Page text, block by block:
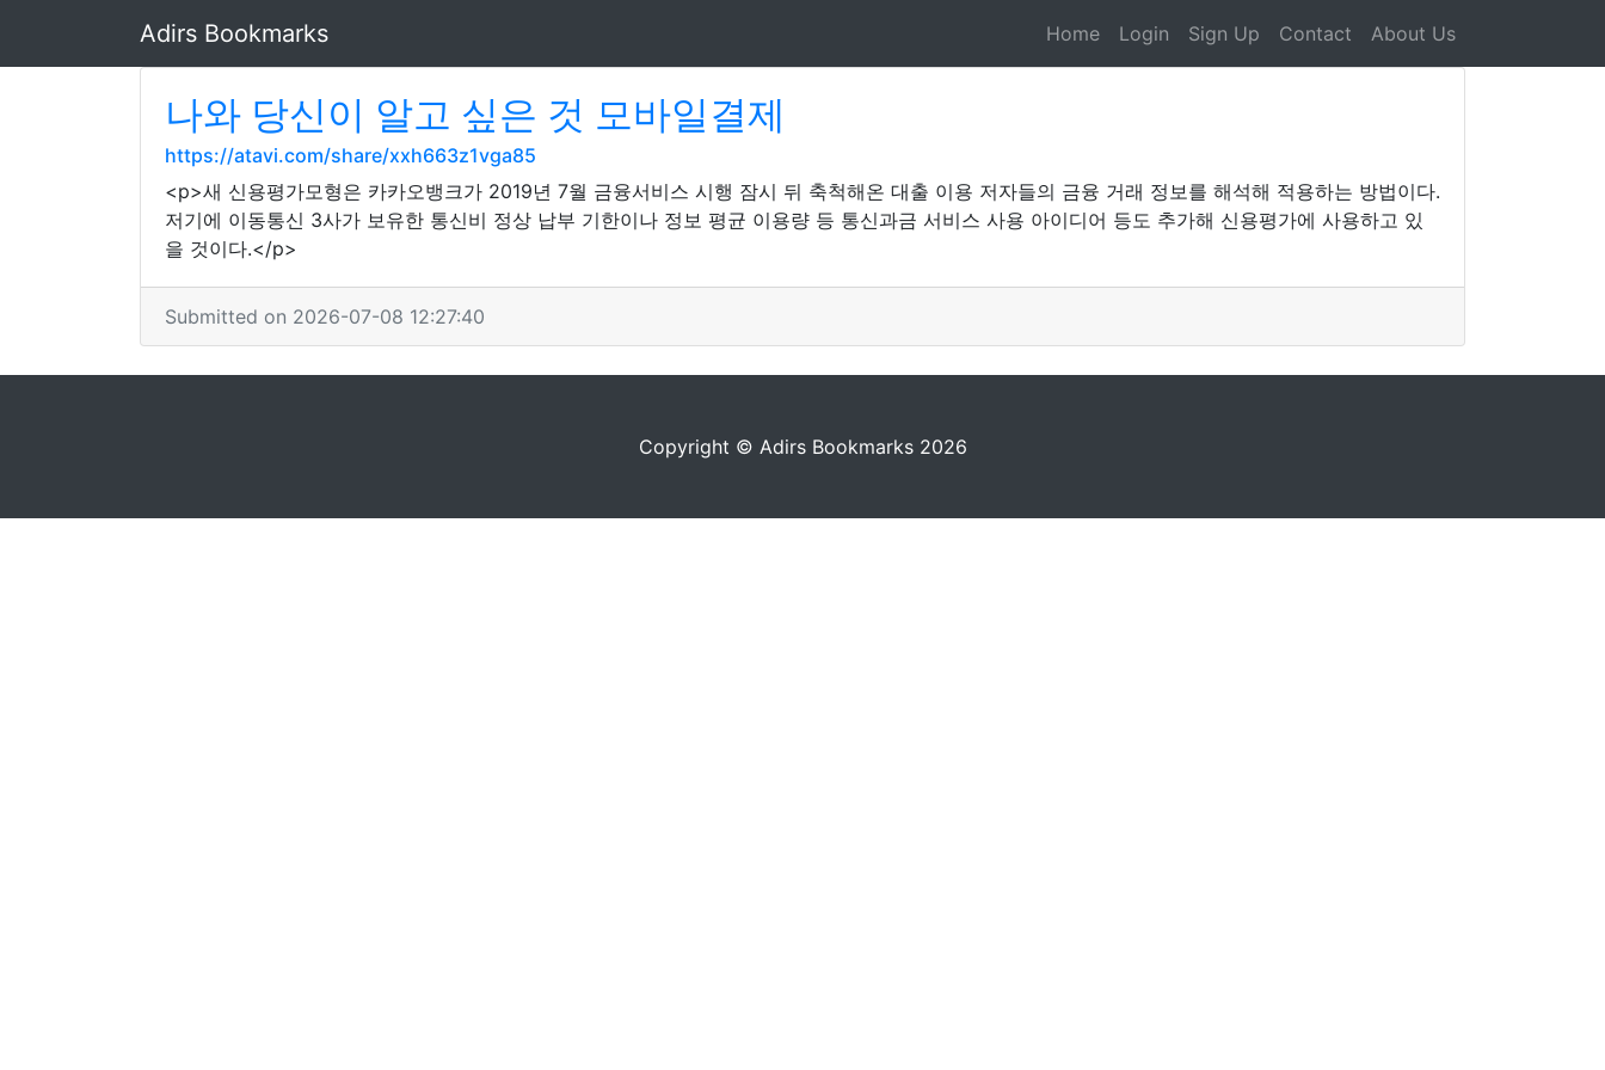
Adirs Bookmarks Home Login Sign Up Contact About Us
나와 당신이 알고 싶은 것 모바일결제
https://atavi.com/share/xxh663z1vga85
<p>새 신용평가모형은 카카오뱅크가 2019년 7월 금융서비스 시행 잠시 뒤 축척해온 대출 이용 저자들의 금융 거래 정보를 해석해 적용하는 방법이다.
저기에 이동통신 3사가 보유한 통신비 정상 납부 기한이나 정보 평균 이용량 등 통신과금 서비스 사용 아이디어 등도 추가해 신용평가에 사용하고 있
을 것이다.</p>
Submitted on 2026-07-08 12:27:40
Copyright © Adirs Bookmarks 2026